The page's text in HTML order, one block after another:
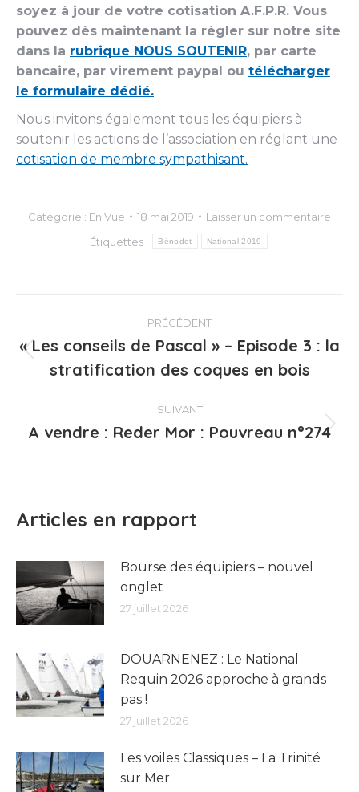
soyez à jour de votre cotisation A.F.P.R. Vous
pouvez dès maintenant la régler sur notre site
dans la rubrique NOUS SOUTENIR, par carte
bancaire, par virement paypal ou télécharger
le formulaire dédié.
Nous invitons également tous les équipiers à
soutenir les actions de l’association en réglant une
cotisation de membre sympathisant.
Catégorie : En Vue 18 mai 2019
Laisser un commentaire
Étiquettes :
Bénodet National 2019
Navigation
article
PRÉCÉDENT
précédent
« Les conseils de Pascal » – Episode 3 : la
stratification des coques en bois
SUIVANT
Article
A vendre : Reder Mor : Pouvreau n°274
Articles en rapport
Bourse des équipiers – nouvel
onglet
27 juillet 2026
DOUARNENEZ : Le National
Requin 2026 approche à grands
pas !
27 juillet 2026
Les voiles Classiques – La Trinité
sur Mer